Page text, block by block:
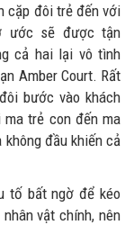
cặp đôi trẻ đến với
ước sẽ được tận
cả hai lại vô tình
Amber Court. Rất
bước vào khách
trẻ con đến ma
đầu khiến cả
tố bất ngờ để kéo
vật chính, nên